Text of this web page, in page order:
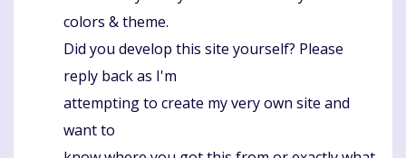
colors & theme.
Did you develop this site yourself? Please
reply back as I'm
attempting to create my very own site and
want to